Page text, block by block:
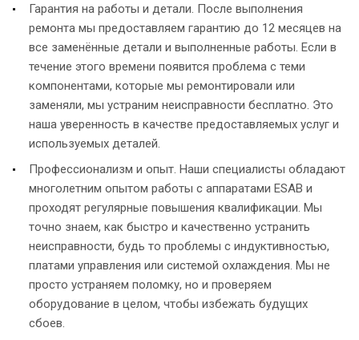
Гарантия на работы и детали. После выполнения
ремонта мы предоставляем гарантию до 12 месяцев на
все заменённые детали и выполненные работы. Если в
течение этого времени появится проблема с теми
компонентами, которые мы ремонтировали или
заменяли, мы устраним неисправности бесплатно. Это
наша уверенность в качестве предоставляемых услуг и
используемых деталей.
Профессионализм и опыт. Наши специалисты обладают
многолетним опытом работы с аппаратами ESAB и
проходят регулярные повышения квалификации. Мы
точно знаем, как быстро и качественно устранить
неисправности, будь то проблемы с индуктивностью,
платами управления или системой охлаждения. Мы не
просто устраняем поломку, но и проверяем
оборудование в целом, чтобы избежать будущих
сбоев.